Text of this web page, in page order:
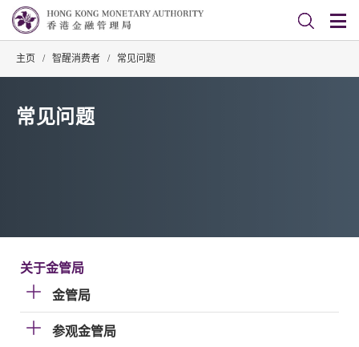
主页 / 智醒消费者 / 常见问题
常见问题
关于金管局
金管局
参观金管局